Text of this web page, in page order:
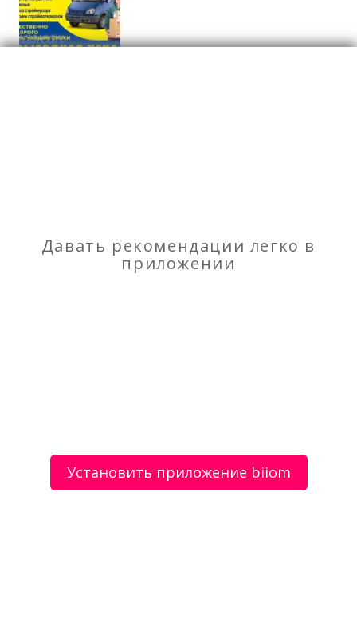
Рекомендую
Давать рекомендации легко в
приложении
Установить приложение biiom